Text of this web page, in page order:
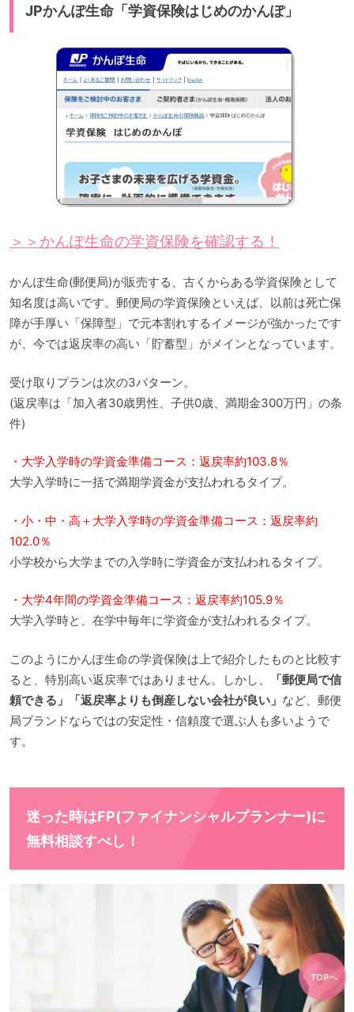
JPかんぽ生命「学資保険はじめのかんぽ」
＞＞かんぽ生命の学資保険を確認する！
かんぽ生命(郵便局)が販売する、古くからある学資保険として
知名度は高いです。郵便局の学資保険といえば、以前は死亡保
障が手厚い「保障型」で元本割れするイメージが強かったです
が、今では返戻率の高い「貯蓄型」がメインとなっています。
受け取りプランは次の3パターン。
(返戻率は「加入者30歳男性、子供0歳、満期金300万円」の条
件)
・大学入学時の学資金準備コース：返戻率約103.8％
大学入学時に一括で満期学資金が支払われるタイプ。
・小・中・高＋大学入学時の学資金準備コース：返戻率約
102.0％
小学校から大学までの入学時に学資金が支払われるタイプ。
・大学4年間の学資金準備コース：返戻率約105.9％
大学入学時と、在学中毎年に学資金が支払われるタイプ。
このようにかんぽ生命の学資保険は上で紹介したものと比較す
ると、特別高い返戻率ではありません。しかし、
「郵便局で信
頼できる」「返戻率よりも倒産しない会社が良い」 など、郵便
局ブランドならではの安定性・信頼度で選ぶ人も多いようで
す。
迷った時はFP(ファイナンシャルプランナー)に
無料相談すべし！
TOPへ